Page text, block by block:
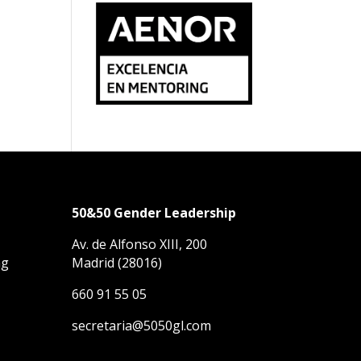
50&50 Gender Leadership
Av. de Alfonso XIII, 200
Madrid (28016)
660 91 55 05
secretaria@5050gl.com